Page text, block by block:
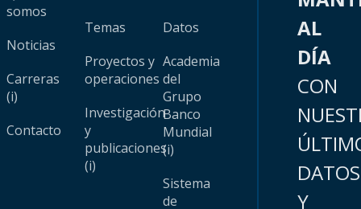
somos
Noticias
Carreras
(i)
Contacto
Temas
Proyectos y
operaciones
Investigación
y
publicaciones
(i)
Datos
Academia
del
Grupo
Banco
Mundial
(i)
Sistema
de
AL
DÍA
CON
DATOS
Y